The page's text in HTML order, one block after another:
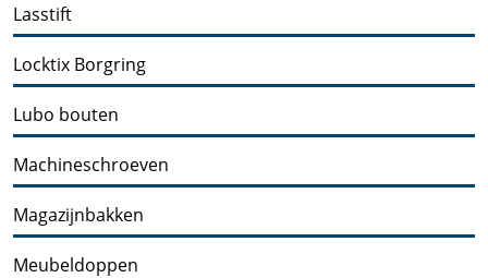
Lasstift
Locktix Borgring
Lubo bouten
Machineschroeven
Magazijnbakken
Meubeldoppen